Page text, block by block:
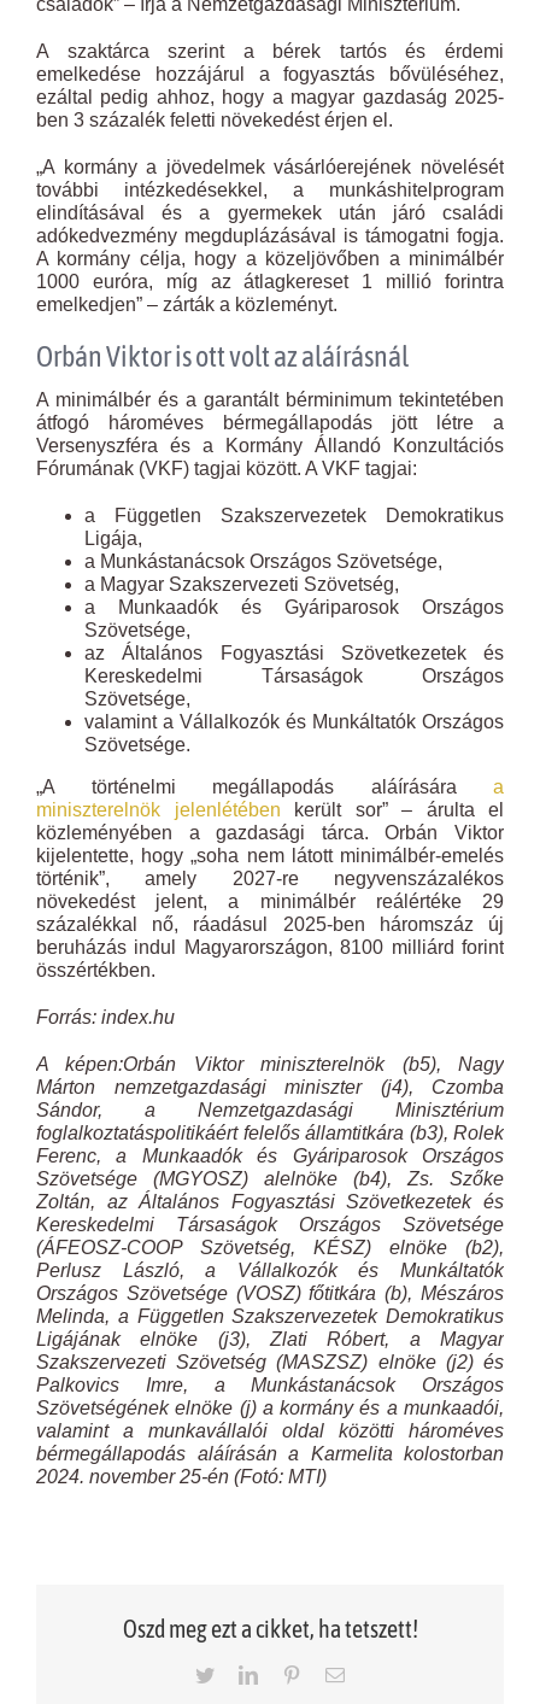
családok” – írja a Nemzetgazdasági Minisztérium.
A szaktárca szerint a bérek tartós és érdemi
emelkedése hozzájárul a fogyasztás bővüléséhez,
ezáltal pedig ahhoz, hogy a magyar gazdaság 2025-
ben 3 százalék feletti növekedést érjen el.
„A kormány a jövedelmek vásárlóerejének növelését
további intézkedésekkel, a munkáshitelprogram
elindításával és a gyermekek után járó családi
adókedvezmény megduplázásával is támogatni fogja.
A kormány célja, hogy a közeljövőben a minimálbér
1000 euróra, míg az átlagkereset 1 millió forintra
emelkedjen” – zárták a közleményt.
Orbán Viktor is ott volt az aláírásnál
A minimálbér és a garantált bérminimum tekintetében
átfogó hároméves bérmegállapodás jött létre a
Versenyszféra és a Kormány Állandó Konzultációs
Fórumának (VKF) tagjai között. A VKF tagjai:
a Független Szakszervezetek Demokratikus
Ligája,
a Munkástanácsok Országos Szövetsége,
a Magyar Szakszervezeti Szövetség,
a Munkaadók és Gyáriparosok Országos
Szövetsége,
az Általános Fogyasztási Szövetkezetek és
Kereskedelmi Társaságok Országos
Szövetsége,
valamint a Vállalkozók és Munkáltatók Országos
Szövetsége.
„A történelmi megállapodás aláírására a
miniszterelnök jelenlétében került sor” – árulta el
közleményében a gazdasági tárca. Orbán Viktor
kijelentette, hogy „soha nem látott minimálbér-emelés
történik”, amely 2027-re negyvenszázalékos
növekedést jelent, a minimálbér reálértéke 29
százalékkal nő, ráadásul 2025-ben háromszáz új
beruházás indul Magyarországon, 8100 milliárd forint
összértékben.
Forrás: index.hu
A képen:Orbán Viktor miniszterelnök (b5), Nagy
Márton nemzetgazdasági miniszter (j4), Czomba
Sándor, a Nemzetgazdasági Minisztérium
foglalkoztatáspolitikáért felelős államtitkára (b3), Rolek
Ferenc, a Munkaadók és Gyáriparosok Országos
Szövetsége (MGYOSZ) alelnöke (b4), Zs. Szőke
Zoltán, az Általános Fogyasztási Szövetkezetek és
Kereskedelmi Társaságok Országos Szövetsége
(ÁFEOSZ-COOP Szövetség, KÉSZ) elnöke (b2),
Perlusz László, a Vállalkozók és Munkáltatók
Országos Szövetsége (VOSZ) főtitkára (b), Mészáros
Melinda, a Független Szakszervezetek Demokratikus
Ligájának elnöke (j3), Zlati Róbert, a Magyar
Szakszervezeti Szövetség (MASZSZ) elnöke (j2) és
Palkovics Imre, a Munkástanácsok Országos
Szövetségének elnöke (j) a kormány és a munkaadói,
valamint a munkavállalói oldal közötti hároméves
bérmegállapodás aláírásán a Karmelita kolostorban
2024. november 25-én (Fotó: MTI)
Oszd meg ezt a cikket, ha tetszett!
TwitterLinkedInPinterestEmail